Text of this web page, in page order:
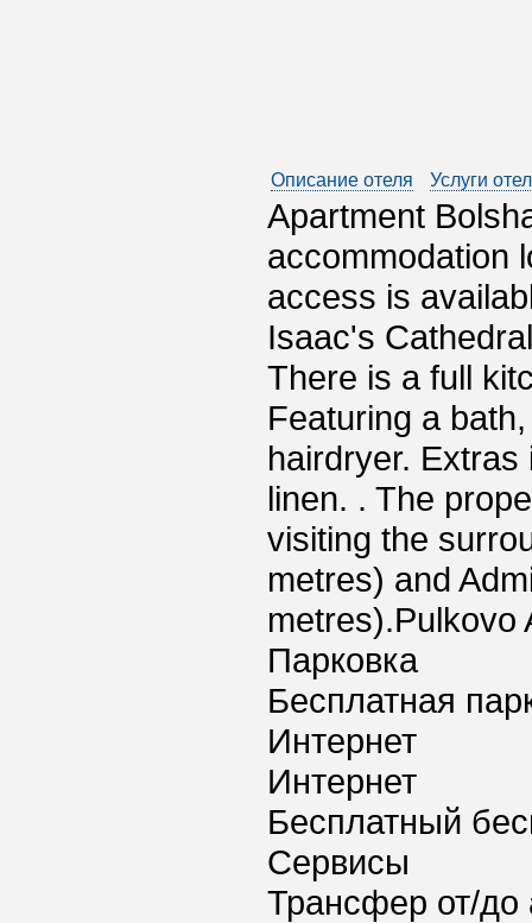
Описание отеля Услуги
Apartment
accommodation
access is
Isaac's
There is a full
Featuring a
hairdryer.
linen. . The
visiting the
metres) and
metres).Pulkovo
Парковка
Бесплатная
Интернет
Интернет
Бесплатный
Сервисы
Трансфер от/до